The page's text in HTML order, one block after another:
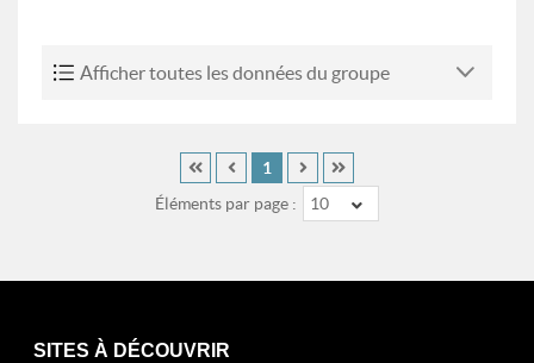
Afficher toutes les données du groupe
Éléments par page : 10
1
SITES À DÉCOUVRIR